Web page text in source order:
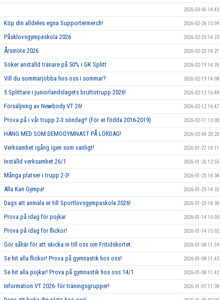
2026-03-06 14:43
Köp din alldeles egna Supportermerch! 2026-02-26 15:09
Påsklovsgympaskola 2026 2026-02-23 14:23
Årsmöte 2026 2026-02-23 14:21
Söker anställd tränare på 50% i GK Splitt 2026-02-19 14:35
Vill du sommarjobba hos oss i sommar? 2026-02-19 14:08
5 Splittare i juniorlandslagets bruttotrupp 2026! 2026-02-12 16:48
Försäljning av Newbody VT 26! 2026-02-12 16:47
Prova på i vår trupp 2-3 söndag!! (För er födda 2016-2019) 2026-02-11 13:00
HÄNG MED SOM DEMOGYMNAST PÅ LÖRDAG! 2026-02-04 20:20
Verksamhet igång igen som vanligt! 2026-01-27 14:11
Inställd verksamhet 26/1 2026-01-26 12:55
Många platser i trupp 2-3! 2026-01-23 14:34
Alla Kan Gympa! 2026-01-23 14:32
Dags att anmäla er till Sportlovsgympaskola 2026! 2026-01-23 14:30
Prova på idag för pojkar 2026-01-14 15:03
Prova på idag för flickor! 2026-01-14 15:02
Gör såhär för att skicka in till oss om Fritidskortet. 2026-01-08 11:59
Se hit alla flickor! Prova på gymnastik hos oss! 2026-01-08 11:43
Se hit alla pojkar! Prova på gymnastik hos oss 14/1 2026-01-08 11:42
Information VT 2026- för träningsgrupper! 2026-01-07 11:38